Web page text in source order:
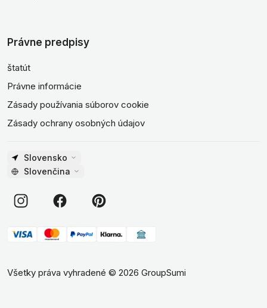
Právne predpisy
štatút
Právne informácie
Zásady používania súborov cookie
Zásady ochrany osobných údajov
Slovensko
Slovenčina
Všetky práva vyhradené © 2026 GroupSumi